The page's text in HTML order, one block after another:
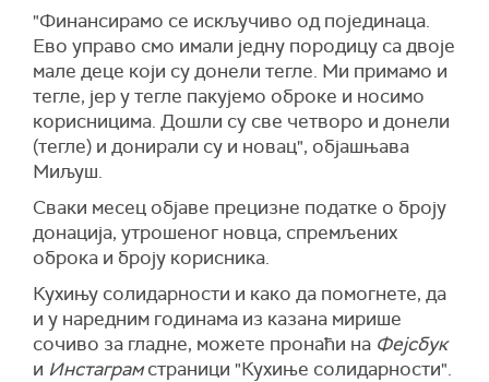
"Финансирамо се искључиво од појединаца.
Ево управо смо имали једну породицу са двоје
мале деце који су донели тегле. Ми примамо и
тегле, јер у тегле пакујемо оброке и носимо
корисницима. Дошли су све четворо и донели
(тегле) и донирали су и новац", објашњава
Миљуш.
Сваки месец објаве прецизне податке о броју
донација, утрошеног новца, спремљених
оброка и броју корисника.
Кухињу солидарности и како да помогнете, да
и у наредним годинама из казана мирише
сочиво за гладне, можете пронаћи на Фејсбук
и Инстаграмстраници "Кухиње солидарности".